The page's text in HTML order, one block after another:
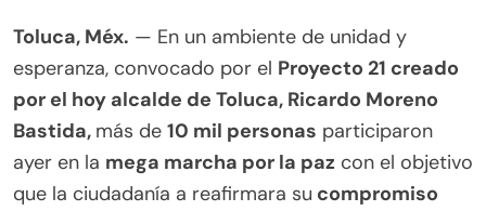
Toluca, Méx. — En un ambiente de unidad y
esperanza, convocado por el Proyecto 21 creado
por el hoy alcalde de Toluca, Ricardo Moreno
Bastida, más de 10 mil personas participaron
ayer en la mega marcha por la paz con el objetivo
que la ciudadanía a reafirmara su compromiso